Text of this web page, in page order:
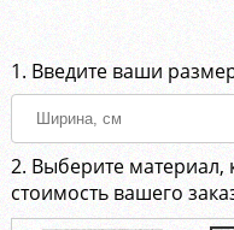
1. Введите ваши
2. Выберите материал,
стоимость вашего